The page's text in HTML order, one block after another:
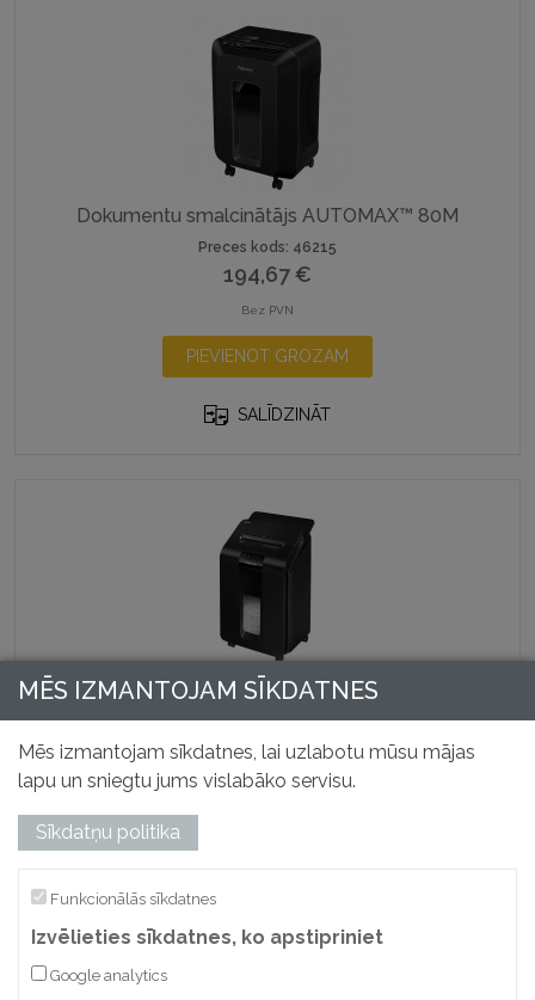
Dokumentu smalcinātājs AUTOMAX™ 80M
Preces kods: 46215
194,67€
Bez PVN
PIEVIENOT GROZAM
SALĪDZINĀT
Dokumentu smalcinātājs AUTOMAX™ 100M
305,79€
MĒS IZMANTOJAM SĪKDATNES
Mēs izmantojam sīkdatnes, lai uzlabotu mūsu mājas
lapu un sniegtu jums vislabāko servisu.
Sīkdatņu politika
Funkcionālās sīkdatnes
Izvēlieties sīkdatnes, ko apstipriniet
Google analytics